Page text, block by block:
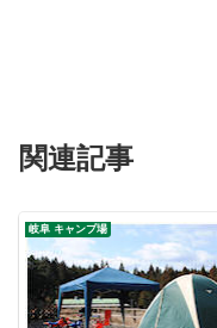
関連記事
岐阜 キャンプ場